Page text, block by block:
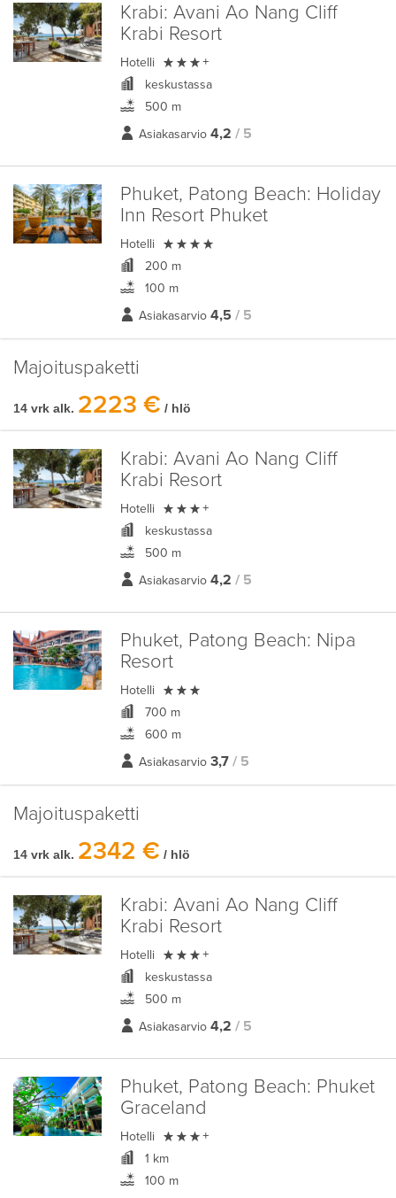
Krabi: Avani Ao Nang Cliff
Krabi Resort
Hotelli  +
keskustassa
500 m
Asiakasarvio 4,2 / 5
Phuket, Patong Beach: Holiday
Inn Resort Phuket
Hotelli 
200 m
100 m
Asiakasarvio 4,5 / 5
Majoituspaketti
14 vrk alk. 2223 € / hlö
Krabi: Avani Ao Nang Cliff
Krabi Resort
Hotelli  +
keskustassa
500 m
Asiakasarvio 4,2 / 5
Phuket, Patong Beach: Nipa
Resort
Hotelli 
700 m
600 m
Asiakasarvio 3,7 / 5
Majoituspaketti
14 vrk alk. 2342 € / hlö
Krabi: Avani Ao Nang Cliff
Krabi Resort
Hotelli  +
keskustassa
500 m
Asiakasarvio 4,2 / 5
Phuket, Patong Beach: Phuket
Graceland
Hotelli  +
1 km
100 m